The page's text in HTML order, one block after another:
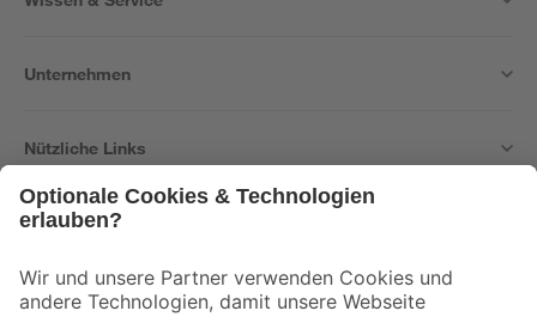
Unternehmen
Nützliche Links
Der toom Newsletter: Keine Angebote und Aktionen mehr verpassen!